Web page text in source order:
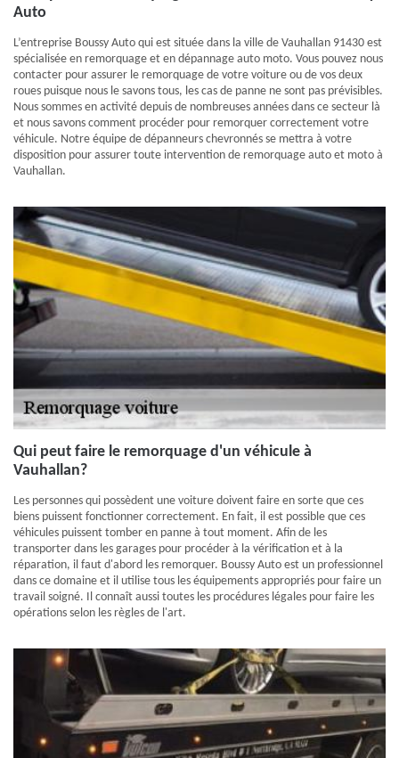
Auto
L’entreprise Boussy Auto qui est située dans la ville de Vauhallan 91430 est
spécialisée en remorquage et en dépannage auto moto. Vous pouvez nous
contacter pour assurer le remorquage de votre voiture ou de vos deux
roues puisque nous le savons tous, les cas de panne ne sont pas prévisibles.
Nous sommes en activité depuis de nombreuses années dans ce secteur là
et nous savons comment procéder pour remorquer correctement votre
véhicule. Notre équipe de dépanneurs chevronnés se mettra à votre
disposition pour assurer toute intervention de remorquage auto et moto à
Vauhallan.
Qui peut faire le remorquage d'un véhicule à
Vauhallan?
Les personnes qui possèdent une voiture doivent faire en sorte que ces
biens puissent fonctionner correctement. En fait, il est possible que ces
véhicules puissent tomber en panne à tout moment. Afin de les
transporter dans les garages pour procéder à la vérification et à la
réparation, il faut d'abord les remorquer. Boussy Auto est un professionnel
dans ce domaine et il utilise tous les équipements appropriés pour faire un
travail soigné. Il connaît aussi toutes les procédures légales pour faire les
opérations selon les règles de l'art.